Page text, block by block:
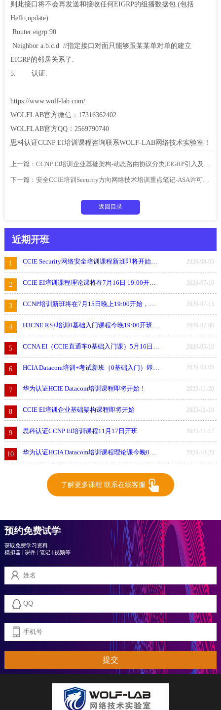
则此接口将不会再发送和接收任何EIGRP的组播数据包.(包括
Hello,update)
Router eigrp 90
Neighbor a.b.c.d //指定接口对面只能够跟某某单对单的建立
EIGRP的邻居关系了.
5. 认证.
https://www.wolf-lab.com/
WOLFLAB官方微信：17316362402
WOLFLAB官方QQ：2569790740
思科认证CCNP EI培训课程咨询联系WOLF-LAB网络技术实验室！
上一篇： CCNP EI培训企业基础架构-动态路由协议分类,EIGRP引入及配置
下一篇： ​安全CCIE培训Security方向网络技术培训重点笔记-ASA许可与功能
返回目录
近期开班
1 CCIE Security网络安全培训课程新班即将开始，讲师：金弋然 2026-08-05
2 CCIE EI培训课程理论课将在7月16日 19:00开启新班，讲师：金弋然 2026-07-16
3 CCNP培训新班将在7月15日晚上19:00开始，讲师：赵顺杰 2026-07-15
4 2026-07-06
5 2026-05-16
6 2026-03-05
7 华为认证HCIE Datacom培训课程即将开始！ 2025-11-20
8 CCIE EI培训企业基础架构课程即将开始 2025-11-18
9 思科认证CCNP EI培训课程11月17日开班 2025-11-17
10 2025-10-23
了解更多课程 联系在线客服
预约免费试学
获取免费学习资料
模拟器| 课件| 笔记| 视频等
提交